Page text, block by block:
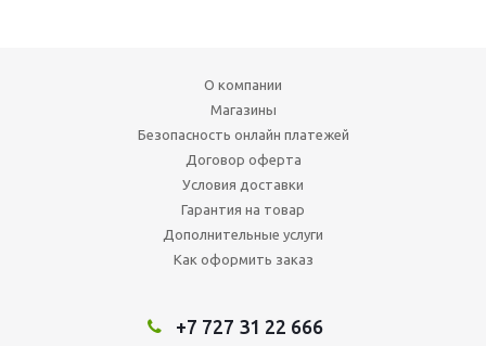
О компании
Магазины
Безопасность онлайн платежей
Договор оферта
Условия доставки
Гарантия на товар
Дополнительные услуги
Как оформить заказ
+7 727 31 22 666